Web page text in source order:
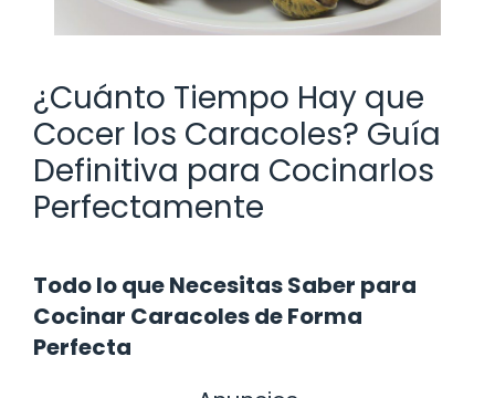
¿Cuánto Tiempo Hay que
Cocer los Caracoles? Guía
Definitiva para Cocinarlos
Perfectamente
Todo lo que Necesitas Saber para
Cocinar Caracoles de Forma
Perfecta